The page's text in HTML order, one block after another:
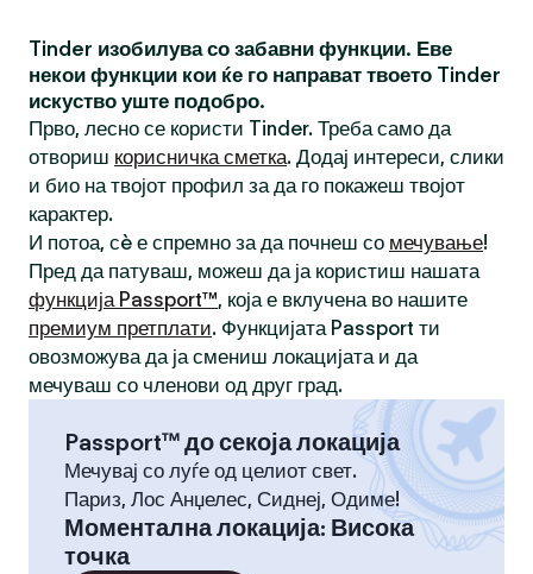
Tinder изобилува со забавни функции. Еве
некои функции кои ќе го направат твоето Tinder
искуство уште подобро.
Прво, лесно се користи Tinder. Треба само да
отвориш корисничка сметка. Додај интереси, слики
и био на твојот профил за да го покажеш твојот
карактер.
И потоа, сè е спремно за да почнеш со мечување!
Пред да патуваш, можеш да ја користиш нашата
функција Passport™, која е вклучена во нашите
премиум претплати. Функцијата Passport ти
овозможува да ја смениш локацијата и да
мечуваш со членови од друг град.
Passport™ до секоја локација
Мечувај со луѓе од целиот свет.
Париз, Лос Анџелес, Сиднеј, Одиме!
Моментална локација: Висока
точка